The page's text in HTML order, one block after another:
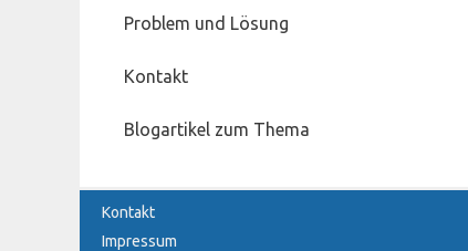
Problem und Lösung
Kontakt
Blogartikel zum Thema
Kontakt
Impressum